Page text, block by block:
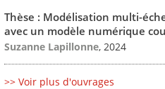
Thèse : Modélisation multi-
avec un modèle numérique
Suzanne Lapillonne, 2024
>> Voir plus d'ouvrages